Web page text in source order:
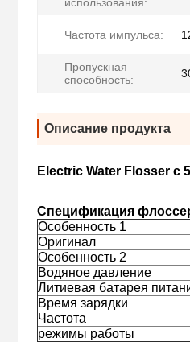
использования:
Частота импульса:
Пропускная
способность:
Описание продукта
Electric Water Flosser
Спецификация
Особенность 1
Оригинал
Особенность 2
Водяное давление
Литиевая батарея
Время зарядки
Частота
режимы работы